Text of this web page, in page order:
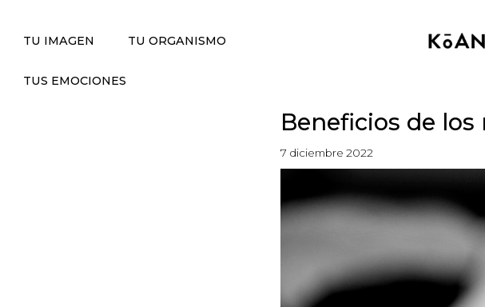
TU IMAGEN TU ORGANISMO
TUS EMOCIONES
Beneficios de
7 diciembre 2022